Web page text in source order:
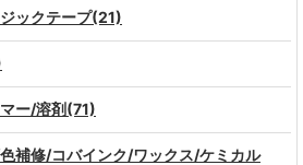
ックテープ(21)
ー/溶剤(71)
補修/コバインク/ワックス/ケミカル